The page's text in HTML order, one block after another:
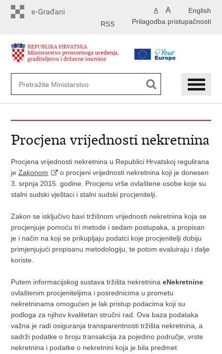
English
A A
Prilagodba pristupačnosti
RSS
Procjena vrijednosti nekretnina
Procjena vrijednosti nekretnina u Republici Hrvatskoj regulirana
jeZakonom
o procjeni vrijednosti nekretnina koji je donesen
3. srpnja 2015. godine. Procjenu vrše ovlaštene osobe koje su
stalni sudski vještaci i stalni sudski procjenitelji.
Zakon se isključivo bavi tržišnom vrijednosti nekretnina koja se
procjenjuje pomoću tri metode i sedam postupaka, a propisan
je i način na koji se prikupljaju podatci koje procjenitelji dobiju
primjenjujući propisanu metodologiju, te potom evaluiraju i dalje
koriste.
Putem informacijskog sustava tržišta nekretninaeNekretnine
ovlaštenim procjeniteljima i posrednicima u prometu
nekretninama omogućen je lak pristup podacima koji su
podloga za njihov kvalitetan stručni rad. Ova baza podataka
važna je radi osiguranja transparentnosti tržišta nekretnina, a
sadrži podatke o broju transakcija za pojedino područje, vrste
nekretnina i podatke o nekretnini koja je bila predmet